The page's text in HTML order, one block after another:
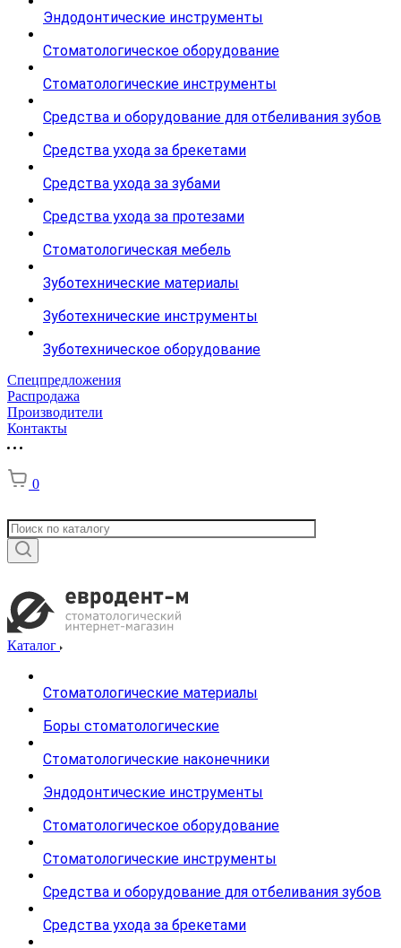
Эндодонтические инструменты
Стоматологическое оборудование
Стоматологические инструменты
Средства и оборудование для отбеливания зубов
Средства ухода за брекетами
Средства ухода за зубами
Средства ухода за протезами
Стоматологическая мебель
Зуботехнические материалы
Зуботехнические инструменты
Зуботехническое оборудование
Спецпредложения
Распродажа
Производители
Контакты
0
Каталог
Стоматологические материалы
Боры стоматологические
Стоматологические наконечники
Эндодонтические инструменты
Стоматологическое оборудование
Стоматологические инструменты
Средства и оборудование для отбеливания зубов
Средства ухода за брекетами